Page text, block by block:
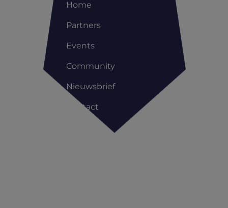
Home
Partners
Events
Community
Nieuwsbrief
Contact